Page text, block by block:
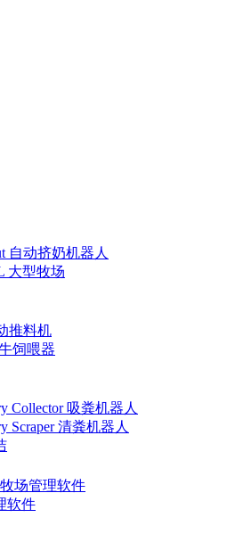
自动挤奶机器人
大型牧场
推料机
饲喂器
Collector 吸粪机器人
Scraper 清粪机器人
场管理软件
软件